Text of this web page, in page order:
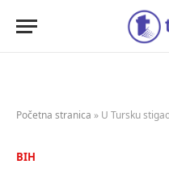
Početna stranica » U Tursku stigao drugi
BIH